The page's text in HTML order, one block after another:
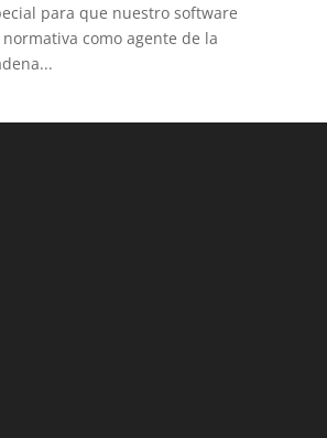
para que nuestro software
como agente de la